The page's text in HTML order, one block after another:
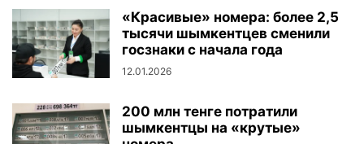
«Красивые» номера: более 2,5
тысячи шымкентцев сменили
госзнаки с начала года
12.01.2026
200 млн тенге потратили
шымкентцы на «крутые»